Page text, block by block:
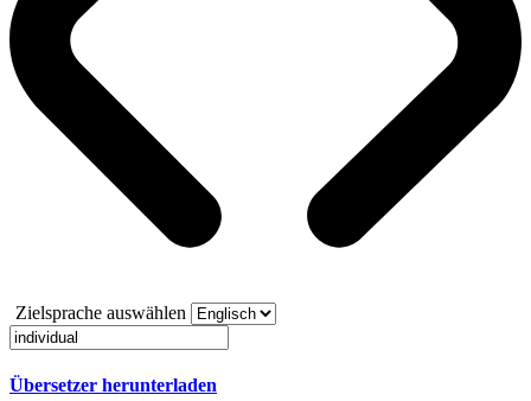
Zielsprache auswählen
Übersetzer herunterladen